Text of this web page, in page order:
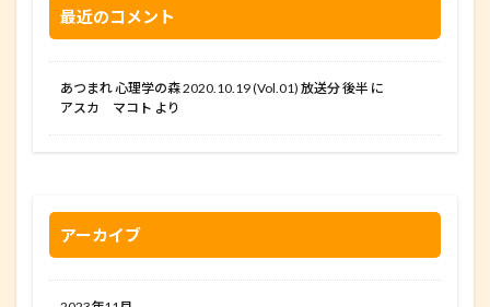
最近のコメント
あつまれ 心理学の森 2020.10.19 (Vol.01) 放送分 後半 に
アスカ マコト より
アーカイブ